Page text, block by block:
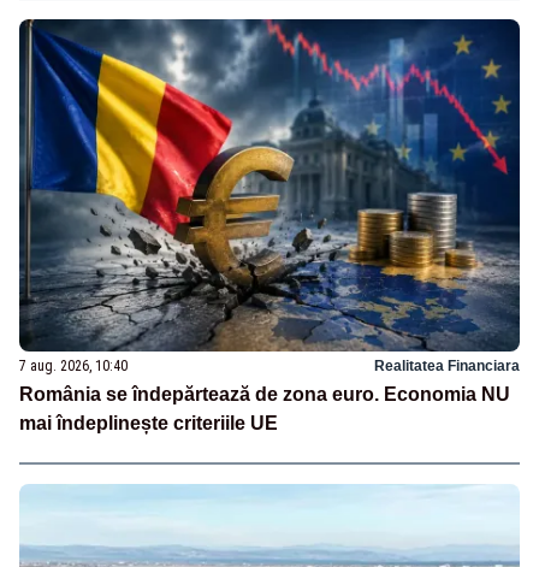
7 aug. 2026, 10:40 Realitatea Financiara
România se îndepărtează de zona euro. Economia NU
mai îndeplinește criteriile UE